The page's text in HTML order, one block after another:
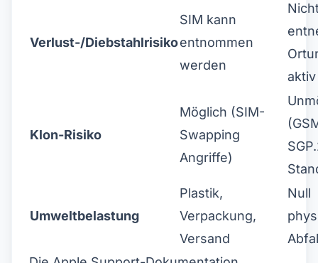
Verlust-/Diebstahlrisiko
SIM kann
entnommen
werden
aktiv
Klon-Risiko
Möglich (SIM-
Swapping
Angriffe)
Umweltbelastung
Plastik,
Verpackung,
Versand
Null